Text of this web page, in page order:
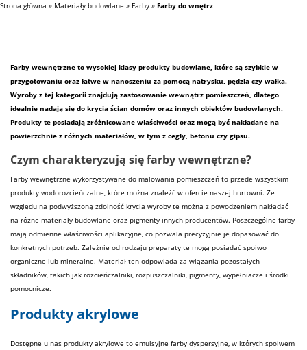
Strona główna » Materiały budowlane » Farby » Farby do wnętrz
Farby wewnętrzne to wysokiej klasy produkty budowlane, które są szybkie w
przygotowaniu oraz łatwe w nanoszeniu za pomocą natrysku, pędzla czy wałka.
Wyroby z tej kategorii znajdują zastosowanie wewnątrz pomieszczeń, dlatego
idealnie nadają się do krycia ścian domów oraz innych obiektów budowlanych.
Produkty te posiadają zróżnicowane właściwości oraz mogą być nakładane na
powierzchnie z różnych materiałów, w tym z cegły, betonu czy gipsu.
Czym charakteryzują się farby wewnętrzne?
Farby wewnętrzne wykorzystywane do malowania pomieszczeń to przede wszystkim
produkty wodorozcieńczalne, które można znaleźć w ofercie naszej hurtowni. Ze
względu na podwyższoną zdolność krycia wyroby te można z powodzeniem nakładać
na różne materiały budowlane oraz pigmenty innych producentów. Poszczególne farby
mają odmienne właściwości aplikacyjne, co pozwala precyzyjnie je dopasować do
konkretnych potrzeb. Zależnie od rodzaju preparaty te mogą posiadać spoiwo
organiczne lub mineralne. Materiał ten odpowiada za wiązania pozostałych
składników, takich jak rozcieńczalniki, rozpuszczalniki, pigmenty, wypełniacze i środki
pomocnicze.
Produkty akrylowe
Dostępne u nas produkty akrylowe to emulsyjne farby dyspersyjne, w których spoiwem